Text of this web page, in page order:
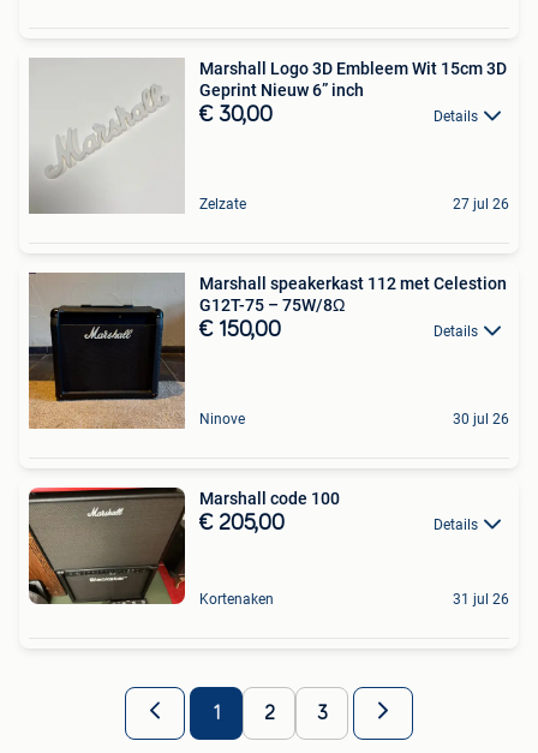
Marshall Logo 3D Embleem Wit 15cm 3D
Geprint Nieuw 6” inch
€ 30,00 Details
Zelzate 27 jul 26
Marshall speakerkast 112 met Celestion
G12T-75 – 75W/8Ω
€ 150,00 Details
Ninove 30 jul 26
Marshall code 100
€ 205,00 Details
Kortenaken 31 jul 26
1 2 3